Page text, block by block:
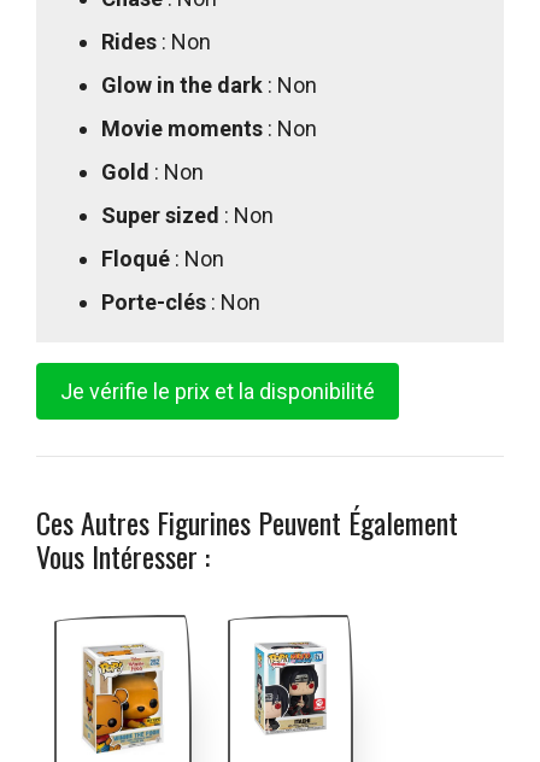
Rides : Non
Glow in the dark : Non
Movie moments : Non
Gold : Non
Super sized : Non
Floqué : Non
Porte-clés : Non
Je vérifie le prix et la disponibilité
Ces Autres Figurines Peuvent Également
Vous Intéresser :